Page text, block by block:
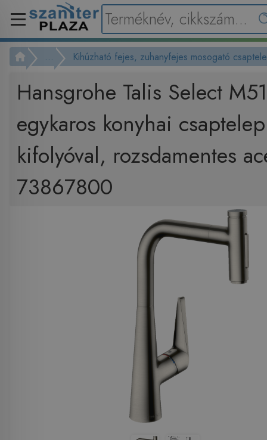
... Kihúzható fejes, zuhanyfejes mosogató
Hansgrohe Talis Select
egykaros konyhai
kifolyóval, rozsdamentes
73867800